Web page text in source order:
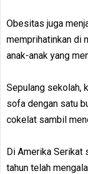
Obesitas juga
memprihatinkan di
anak-anak yang
Sepulang sekolah,
sofa dengan satu
cokelat sambil
Di Amerika Serikat
tahun telah